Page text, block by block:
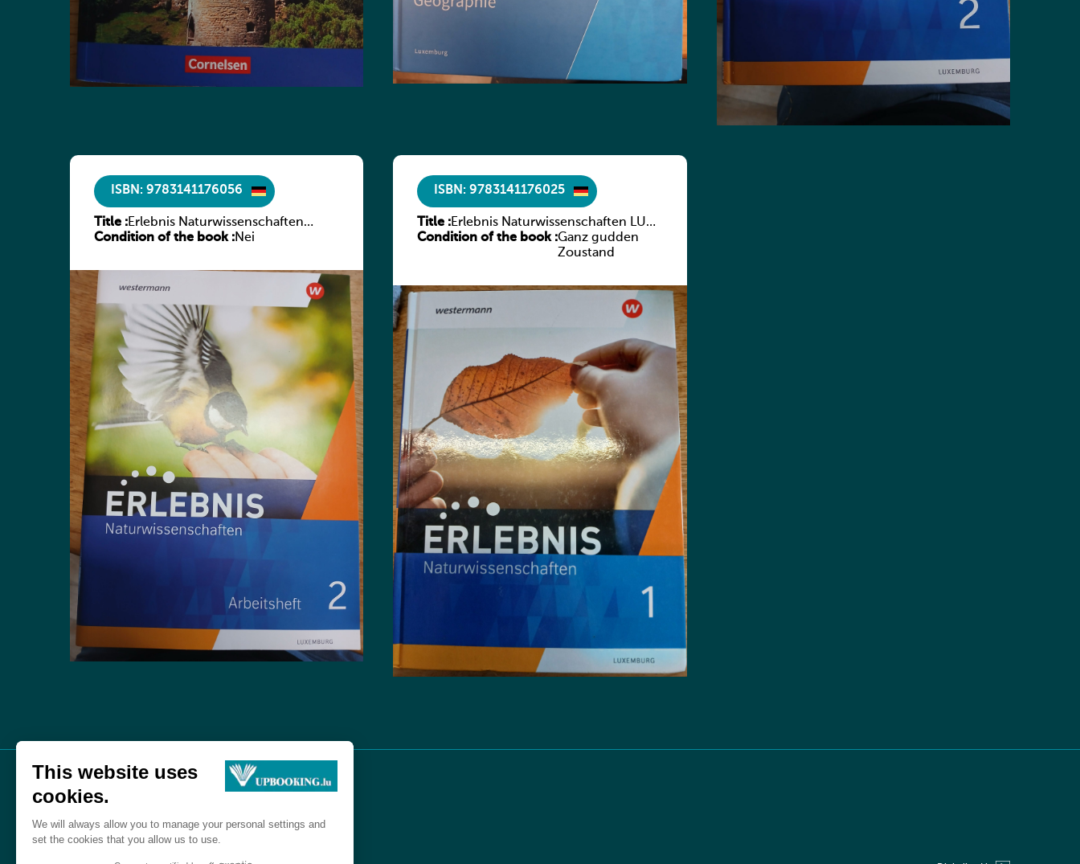
ISBN: 9783141176056
Title :Erlebnis Naturwissenschaften
Luxemburg Band 2 AH
Condition of the book :Nei
ISBN: 9783141176025
Title :Erlebnis Naturwissenschaften LUX
2021 SB 1
Condition of the book :Ganz gudden
Zoustand